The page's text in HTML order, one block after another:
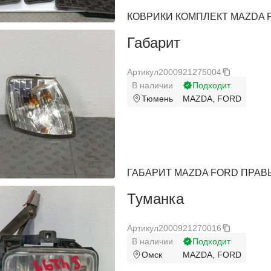
КОВРИКИ КОМПЛЕКТ MAZDA
Габарит
Артикул2000921275004
В наличии
Тюмень
Подходит
MAZDA, FORD
ГАБАРИТ MAZDA FORD
Туманка
Артикул2000921270016
В наличии
Омск
Подходит
MAZDA, FORD
Honda
Hyundai
Infiniti
Isuzu
Jaguar
Jeep
Kia
Lancia
Land Rover
Honda
Hyundai
Infiniti
Isuzu
Jaguar
Jeep
Kia
Lancia
Land Rover